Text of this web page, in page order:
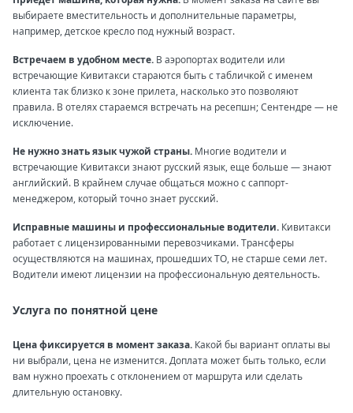
выбираете вместительность и дополнительные параметры,
например, детское кресло под нужный возраст.
Встречаем в удобном месте. В аэропортах водители или
встречающие Кивитакси стараются быть с табличкой с именем
клиента так близко к зоне прилета, насколько это позволяют
правила. В отелях стараемся встречать на ресепшн; Сентендре — не
исключение.
Не нужно знать язык чужой страны. Многие водители и
встречающие Кивитакси знают русский язык, еще больше — знают
английский. В крайнем случае общаться можно с саппорт-
менеджером, который точно знает русский.
Исправные машины и профессиональные водители. Кивитакси
работает с лицензированными перевозчиками. Трансферы
осуществляются на машинах, прошедших ТО, не старше семи лет.
Водители имеют лицензии на профессиональную деятельность.
Услуга по понятной цене
Цена фиксируется в момент заказа. Какой бы вариант оплаты вы
ни выбрали, цена не изменится. Доплата может быть только, если
вам нужно проехать с отклонением от маршрута или сделать
длительную остановку.